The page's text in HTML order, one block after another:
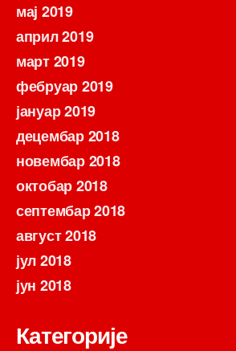
мај 2019
април 2019
март 2019
фебруар 2019
јануар 2019
децембар 2018
новембар 2018
октобар 2018
септембар 2018
август 2018
јул 2018
јун 2018
Категорије